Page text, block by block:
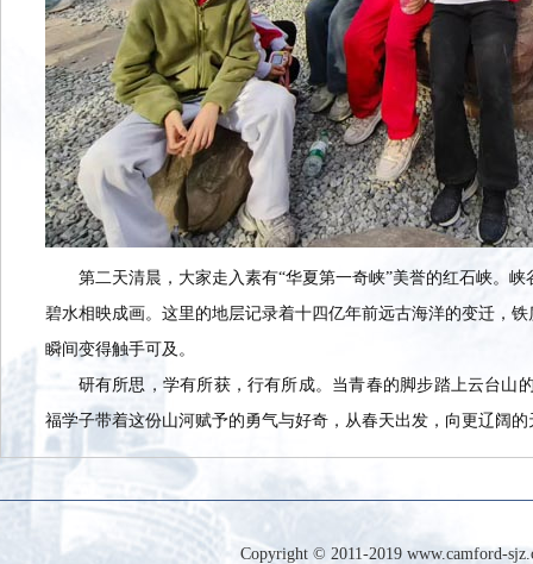
第二天清晨，大家走入素有“华夏第一奇峡”美誉的红石峡。
碧水相映成画。这里的地层记录着十四亿年前远古海洋的变迁，
瞬间变得触手可及。
研有所思，学有所获，行有所成。当青春的脚步踏上云台山
福学子带着这份山河赋予的勇气与好奇，从春天出发，向更辽阔
Copyright © 2011-2019 www.camford-